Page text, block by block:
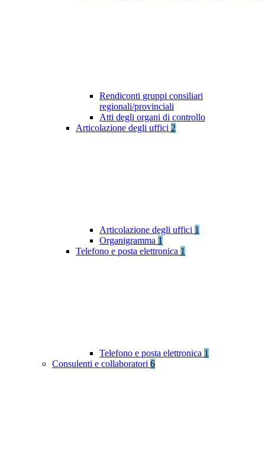
Rendiconti gruppi consiliari
regionali/provinciali
Atti degli organi di controllo
Articolazione degli uffici 2
Articolazione degli uffici 1
Organigramma 1
Telefono e posta elettronica 1
Telefono e posta elettronica 1
Consulenti e collaboratori 6